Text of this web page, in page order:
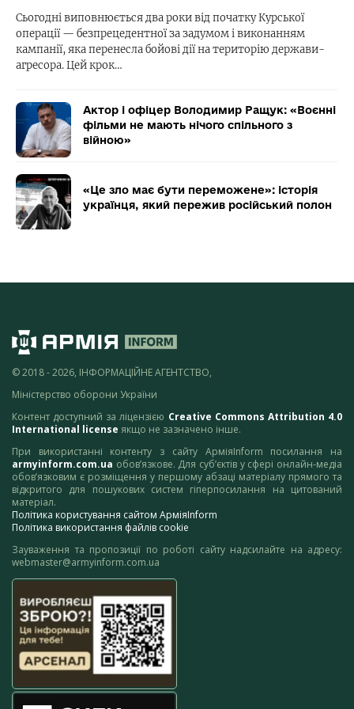
Сьогодні виповнюється два роки від початку Курської
операції — безпрецедентної за задумом і виконанням
кампанії, яка перенесла бойові дії на територію держави-
агресора. Цей крок…
Актор і офіцер Володимир Ращук: «Воєнні
фільми не мають нічого спільного з
війною»
«Це зло має бути переможене»: історія
українця, який пережив російський полон
© 2018 - 2026, ІНФОРМАЦІЙНЕ АГЕНТСТВО,
Міністерство оборони України
Контент доступний за ліцензією Creative Commons Attribution 4.0
International license якщо не зазначено інше.
При використанні контенту з сайту АрміяInform посилання на
armyinform.com.ua обов’язкове. Для суб’єктів у сфері онлайн-медіа
обов’язковим є розміщення у першому абзаці матеріалу прямого та
відкритого для пошукових систем гіперпосилання на цитований
матеріал.
Політика користування сайтом АрміяInform
Політика використання файлів cookie
Зауваження та пропозиції по роботі сайту надсилайте на адресу:
webmaster@armyinform.com.ua